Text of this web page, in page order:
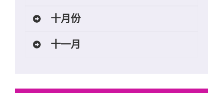
十月份
十一月